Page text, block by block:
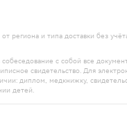
региона и типа доставки без
с собой все
свидетельство. Для
диплом, медкнижку,
детей.